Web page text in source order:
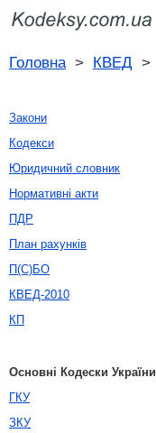
Головна> КВЕД >
Закони
Кодекси
Юридичний словник
Нормативні акти
ПДР
План рахунків
П(С)БО
КВЕД-2010
КП
Основні Кодески України
ГКУ
ЗКУ